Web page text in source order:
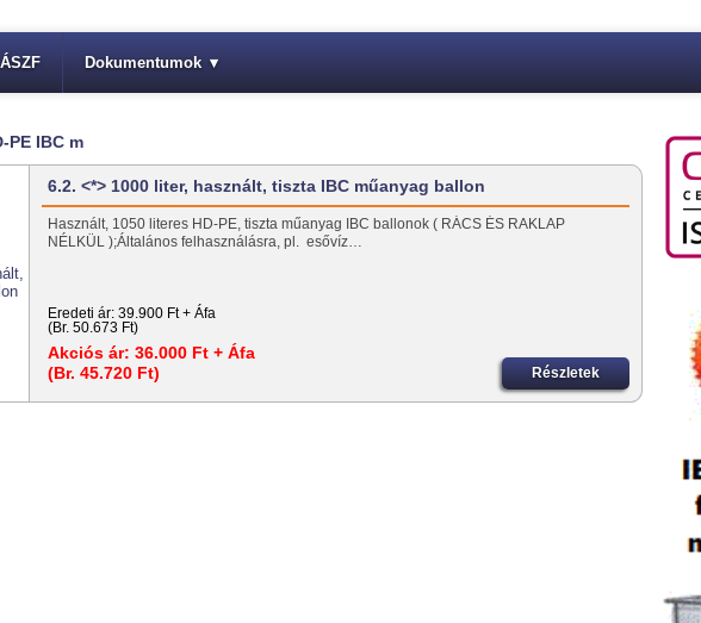
ÁSZF Dokumentumok ▾
PE IBC m
6.2. <*> 1000 liter, használt, tiszta IBC műanyag ballon
Használt, 1050 literes HD-PE, tiszta műanyag IBC ballonok ( RÁCS ÉS RAKLAP
NÉLKÜL );Általános felhasználásra, pl. esővíz…
Eredeti ár: 39.900 Ft + Áfa
(Br. 50.673 Ft)
Akciós ár: 36.000 Ft + Áfa
(Br. 45.720 Ft)
Részletek